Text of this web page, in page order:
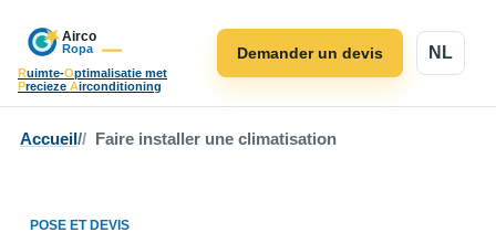
Ruimte-Optimalisatie met
Precieze Airconditioning
NL
Demander un devis
Accueil / Faire installer une climatisation
POSE ET DEVIS